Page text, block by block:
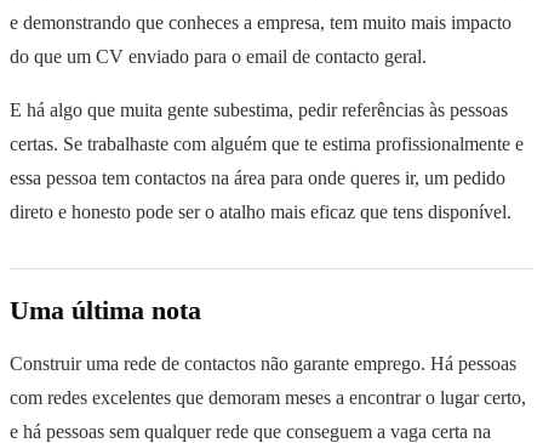
e demonstrando que conheces a empresa, tem muito mais impacto
do que um CV enviado para o email de contacto geral.
E há algo que muita gente subestima, pedir referências às pessoas
certas. Se trabalhaste com alguém que te estima profissionalmente e
essa pessoa tem contactos na área para onde queres ir, um pedido
direto e honesto pode ser o atalho mais eficaz que tens disponível.
Uma última nota
Construir uma rede de contactos não garante emprego. Há pessoas
com redes excelentes que demoram meses a encontrar o lugar certo,
e há pessoas sem qualquer rede que conseguem a vaga certa na